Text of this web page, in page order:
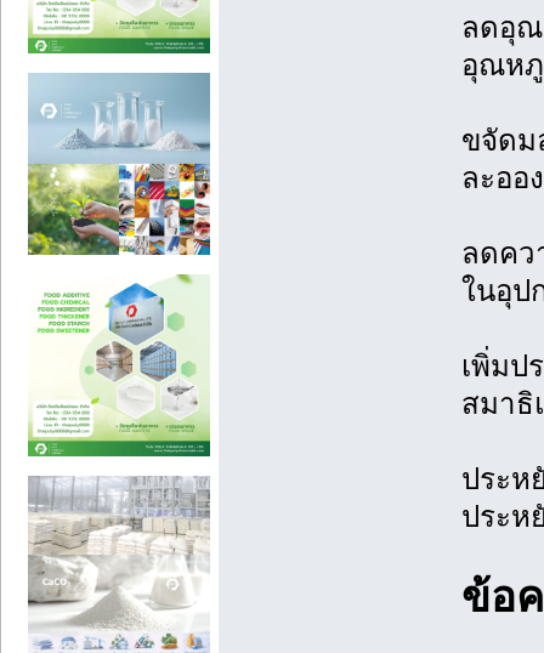
ลดอุณ
อุณหภู
ขจัดม
ละออ
ลดคว
ในอุป
เพิ่มป
สมาธิ
ประห
ประห
ข้อ